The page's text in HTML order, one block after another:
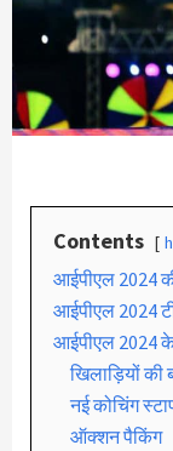
Contents
आईपीएल 2024
आईपीएल 2024
आईपीएल 2024 के
खिलाड़ियों की
नई कोचिंग
ऑक्शन पैकिंग